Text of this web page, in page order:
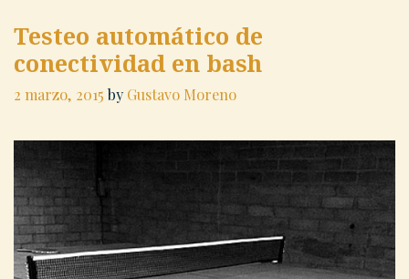
Testeo automático de
conectividad en bash
2 marzo, 2015 by Gustavo Moreno